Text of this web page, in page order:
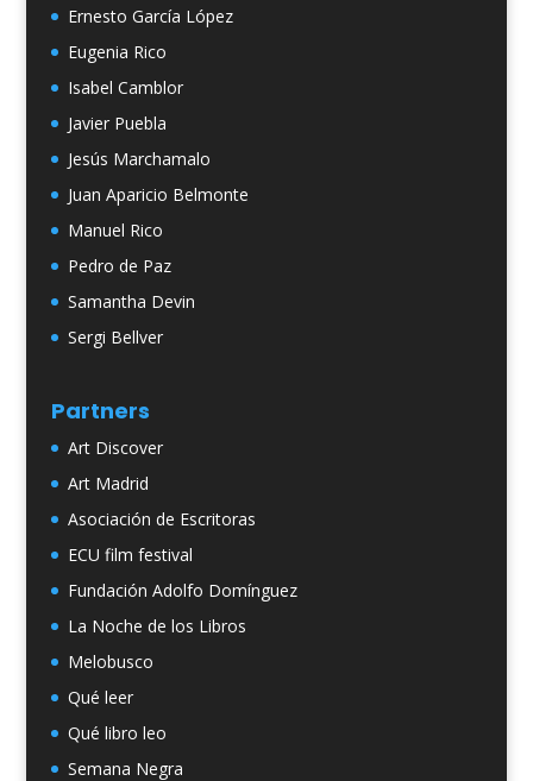
Ernesto García López
Eugenia Rico
Isabel Camblor
Javier Puebla
Jesús Marchamalo
Juan Aparicio Belmonte
Manuel Rico
Pedro de Paz
Samantha Devin
Sergi Bellver
Partners
Art Discover
Art Madrid
Asociación de Escritoras
ECU film festival
Fundación Adolfo Domínguez
La Noche de los Libros
Melobusco
Qué leer
Qué libro leo
Semana Negra